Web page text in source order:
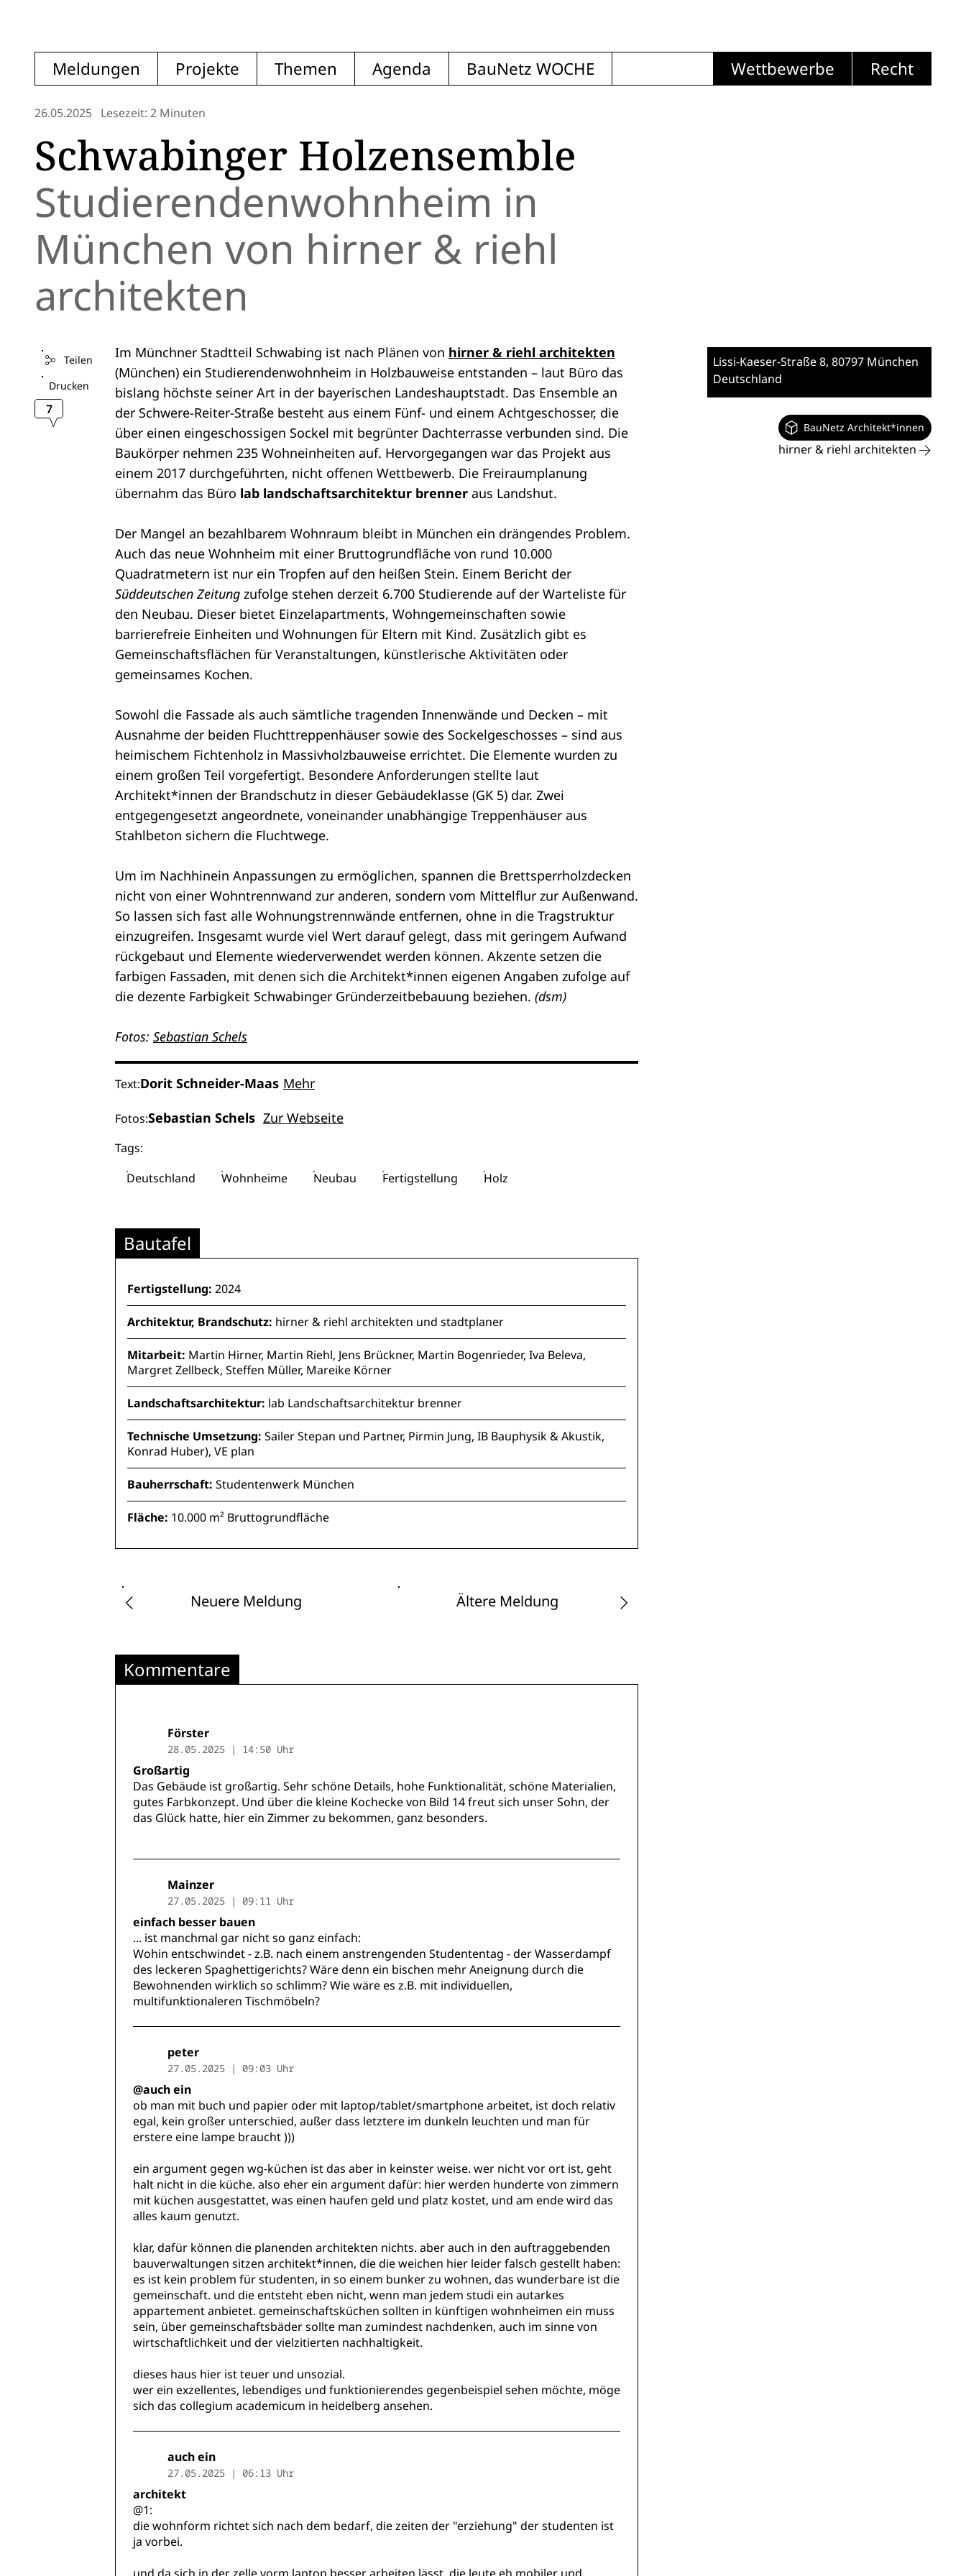
Meldungen Projekte Themen Agenda BauNetz WOCHE Wettbewerbe Recht
26.05.2025 Lesezeit: 2 Minuten
Schwabinger Holzensemble
Studierendenwohnheim in
München von hirner & riehl
architekten
Teilen
Drucken
7
Im Münchner Stadtteil Schwabing ist nach Plänen von hirner & riehl architekten
(München) ein Studierendenwohnheim in Holzbauweise entstanden – laut Büro das
bislang höchste seiner Art in der bayerischen Landeshauptstadt. Das Ensemble an
der Schwere-Reiter-Straße besteht aus einem Fünf- und einem Achtgeschosser, die
über einen eingeschossigen Sockel mit begrünter Dachterrasse verbunden sind. Die
Baukörper nehmen 235 Wohneinheiten auf. Hervorgegangen war das Projekt aus
einem 2017 durchgeführten, nicht offenen Wettbewerb. Die Freiraumplanung
übernahm das Büro lab landschaftsarchitektur brenner aus Landshut.
Der Mangel an bezahlbarem Wohnraum bleibt in München ein drängendes Problem.
Auch das neue Wohnheim mit einer Bruttogrundfläche von rund 10.000
Quadratmetern ist nur ein Tropfen auf den heißen Stein. Einem Bericht der
Süddeutschen Zeitung zufolge stehen derzeit 6.700 Studierende auf der Warteliste für
den Neubau. Dieser bietet Einzelapartments, Wohngemeinschaften sowie
barrierefreie Einheiten und Wohnungen für Eltern mit Kind. Zusätzlich gibt es
Gemeinschaftsflächen für Veranstaltungen, künstlerische Aktivitäten oder
gemeinsames Kochen.
Sowohl die Fassade als auch sämtliche tragenden Innenwände und Decken – mit
Ausnahme der beiden Fluchttreppenhäuser sowie des Sockelgeschosses – sind aus
heimischem Fichtenholz in Massivholzbauweise errichtet. Die Elemente wurden zu
einem großen Teil vorgefertigt. Besondere Anforderungen stellte laut
Architekt*innen der Brandschutz in dieser Gebäudeklasse (GK 5) dar. Zwei
entgegengesetzt angeordnete, voneinander unabhängige Treppenhäuser aus
Stahlbeton sichern die Fluchtwege.
Um im Nachhinein Anpassungen zu ermöglichen, spannen die Brettsperrholzdecken
nicht von einer Wohntrennwand zur anderen, sondern vom Mittelflur zur Außenwand.
So lassen sich fast alle Wohnungstrennwände entfernen, ohne in die Tragstruktur
einzugreifen. Insgesamt wurde viel Wert darauf gelegt, dass mit geringem Aufwand
rückgebaut und Elemente wiederverwendet werden können. Akzente setzen die
farbigen Fassaden, mit denen sich die Architekt*innen eigenen Angaben zufolge auf
die dezente Farbigkeit Schwabinger Gründerzeitbebauung beziehen. (dsm)
Fotos: Sebastian Schels
Text:Dorit Schneider-Maas Mehr
Fotos:Sebastian Schels Zur Webseite
Tags:
Deutschland
Wohnheime Neubau Fertigstellung Holz
Bautafel
Fertigstellung: 2024
Architektur, Brandschutz: hirner & riehl architekten und stadtplaner
Mitarbeit: Martin Hirner, Martin Riehl, Jens Brückner, Martin Bogenrieder, Iva Beleva,
Margret Zellbeck, Steffen Müller, Mareike Körner
Landschaftsarchitektur: lab Landschaftsarchitektur brenner
Technische Umsetzung: Sailer Stepan und Partner, Pirmin Jung, IB Bauphysik & Akustik,
Konrad Huber), VE plan
Bauherrschaft: Studentenwerk München
Fläche: 10.000 m² Bruttogrundfläche
Neuere Meldung Ältere Meldung
Lissi-Kaeser-Straße 8, 80797 München
Deutschland
BauNetz Architekt*innen
hirner & riehl architekten
Kommentare
Förster
28.05.2025 | 14:50 Uhr
Großartig
Das Gebäude ist großartig. Sehr schöne Details, hohe Funktionalität, schöne Materialien,
gutes Farbkonzept. Und über die kleine Kochecke von Bild 14 freut sich unser Sohn, der
das Glück hatte, hier ein Zimmer zu bekommen, ganz besonders.
Mainzer
27.05.2025 | 09:11 Uhr
einfach besser bauen
... ist manchmal gar nicht so ganz einfach:
Wohin entschwindet - z.B. nach einem anstrengenden Studententag - der Wasserdampf
des leckeren Spaghettigerichts? Wäre denn ein bischen mehr Aneignung durch die
Bewohnenden wirklich so schlimm? Wie wäre es z.B. mit individuellen,
multifunktionaleren Tischmöbeln?
peter
27.05.2025 | 09:03 Uhr
@auch ein
ob man mit buch und papier oder mit laptop/tablet/smartphone arbeitet, ist doch relativ
egal, kein großer unterschied, außer dass letztere im dunkeln leuchten und man für
erstere eine lampe braucht )))
ein argument gegen wg-küchen ist das aber in keinster weise. wer nicht vor ort ist, geht
halt nicht in die küche. also eher ein argument dafür: hier werden hunderte von zimmern
mit küchen ausgestattet, was einen haufen geld und platz kostet, und am ende wird das
alles kaum genutzt.
klar, dafür können die planenden architekten nichts. aber auch in den auftraggebenden
bauverwaltungen sitzen architekt*innen, die die weichen hier leider falsch gestellt haben:
es ist kein problem für studenten, in so einem bunker zu wohnen, das wunderbare ist die
gemeinschaft. und die entsteht eben nicht, wenn man jedem studi ein autarkes
appartement anbietet. gemeinschaftsküchen sollten in künftigen wohnheimen ein muss
sein, über gemeinschaftsbäder sollte man zumindest nachdenken, auch im sinne von
wirtschaftlichkeit und der vielzitierten nachhaltigkeit.
dieses haus hier ist teuer und unsozial.
wer ein exzellentes, lebendiges und funktionierendes gegenbeispiel sehen möchte, möge
sich das collegium academicum in heidelberg ansehen.
auch ein
27.05.2025 | 06:13 Uhr
architekt
@1:
die wohnform richtet sich nach dem bedarf, die zeiten der "erziehung" der studenten ist
ja vorbei.